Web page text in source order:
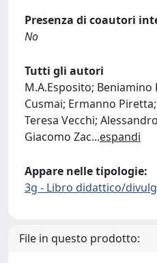
Presenza di coautori
No
Tutti gli autori
M.A.Esposito; Beniamino
Cusmai; Ermanno
Teresa Vecchi;
Giacomo Zac...espandi
Appare nelle tipologie:
3g - Libro didattico/
File in questo prodotto: